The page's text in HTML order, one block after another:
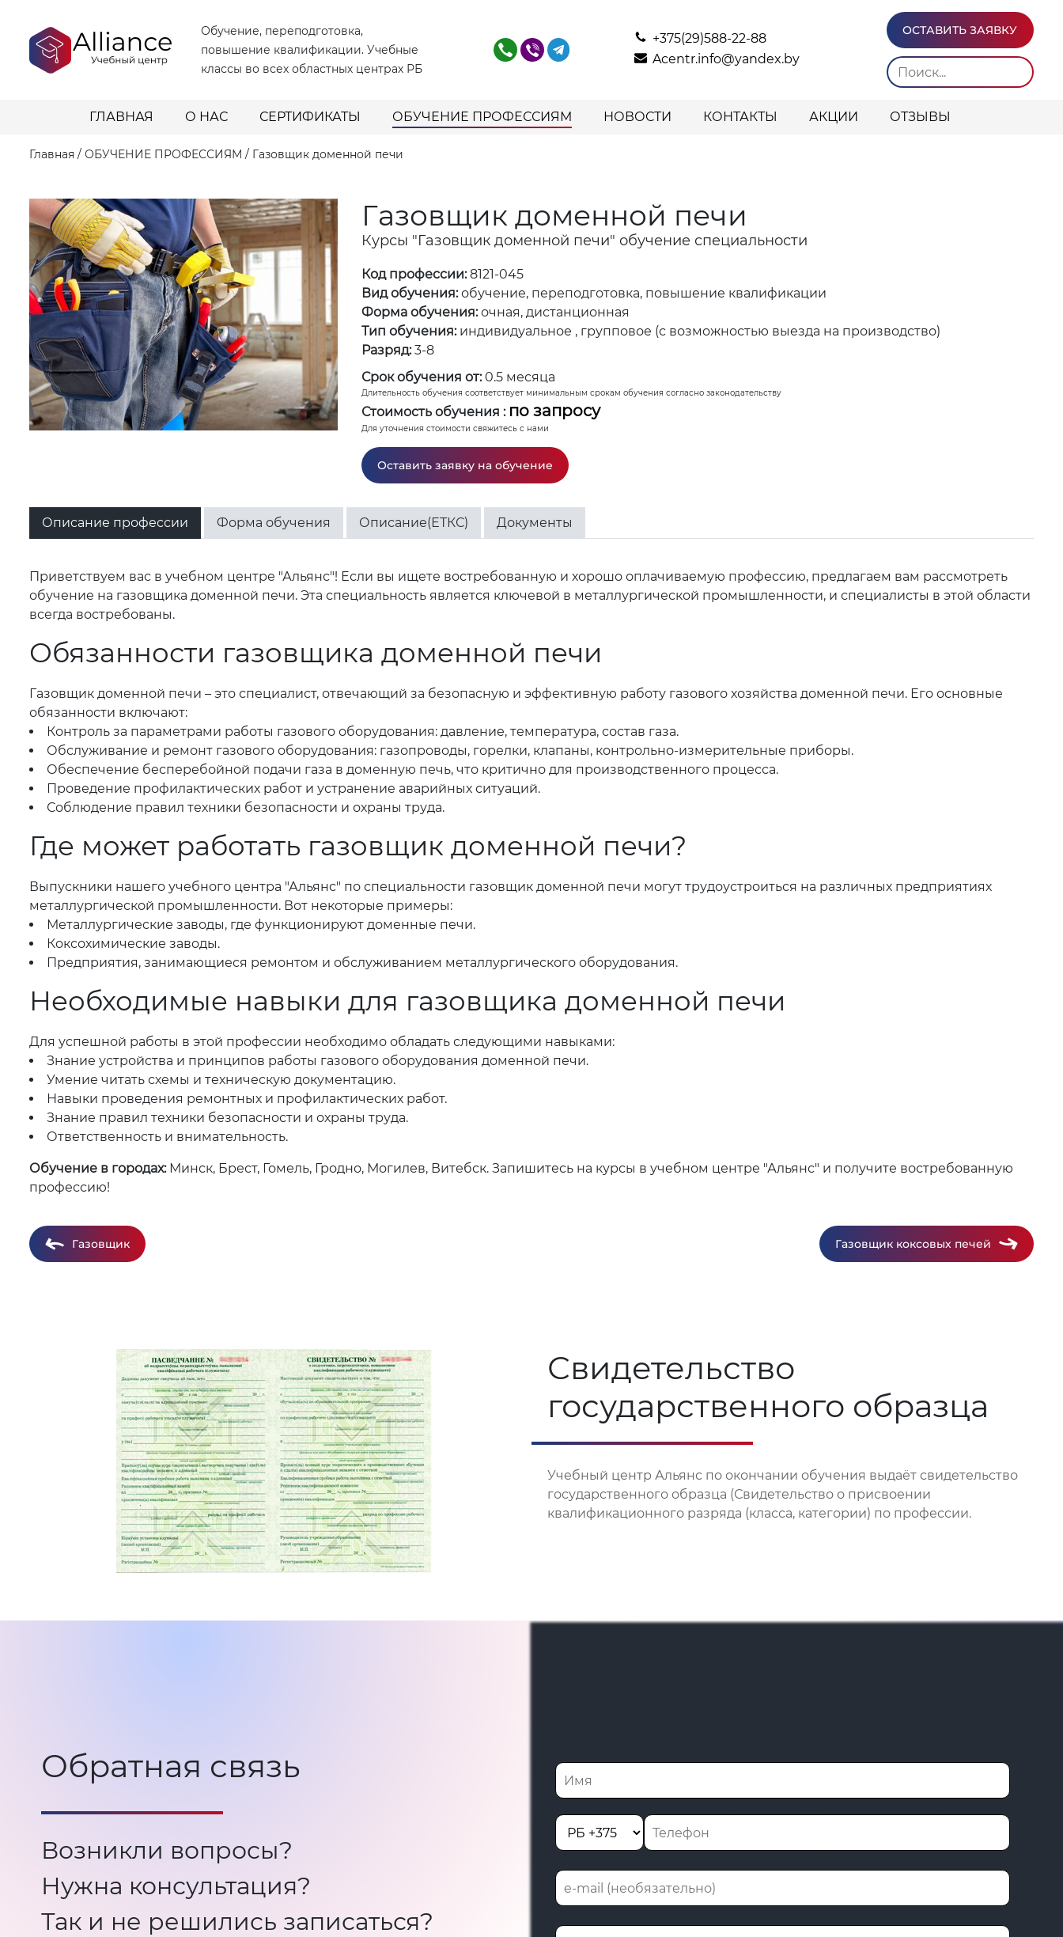
Обучение, переподготовка,
повышение квалификации. Учебные
классы во всех областных центрах РБ
+375(29)588-22-88
Acentr.info@yandex.by
ОСТАВИТЬ ЗАЯВКУ
ГЛАВНАЯ О НАС СЕРТИФИКАТЫ ОБУЧЕНИЕ ПРОФЕССИЯМ НОВОСТИ КОНТАКТЫ АКЦИИ ОТЗЫВЫ
Главная / ОБУЧЕНИЕ ПРОФЕССИЯМ / Газовщик доменной печи
Газовщик доменной печи
Курсы "Газовщик доменной печи" обучение специальности
Код профессии:8121-045
Вид обучения: обучение, переподготовка, повышение квалификации
Форма обучения: очная, дистанционная
Тип обучения: индивидуальное , групповое (с возможностью выезда на производство)
Разряд: 3-8
Срок обучения от: 0.5 месяца
Длительность обучения соответствует минимальным срокам обучения согласно законодательству
Стоимость обучения : по запросу
Для уточнения стоимости свяжитесь с нами
Оставить заявку на обучение
Описание профессии Форма обучения Описание(ЕТКС) Документы
Приветствуем вас в учебном центре "Альянс"! Если вы ищете востребованную и хорошо оплачиваемую профессию, предлагаем вам рассмотреть
обучение на газовщика доменной печи. Эта специальность является ключевой в металлургической промышленности, и специалисты в этой области
всегда востребованы.
Обязанности газовщика доменной печи
Газовщик доменной печи – это специалист, отвечающий за безопасную и эффективную работу газового хозяйства доменной печи. Его основные
обязанности включают:
Контроль за параметрами работы газового оборудования: давление, температура, состав газа.
Обслуживание и ремонт газового оборудования: газопроводы, горелки, клапаны, контрольно-измерительные приборы.
Обеспечение бесперебойной подачи газа в доменную печь, что критично для производственного процесса.
Проведение профилактических работ и устранение аварийных ситуаций.
Соблюдение правил техники безопасности и охраны труда.
Где может работать газовщик доменной печи?
Выпускники нашего учебного центра "Альянс" по специальности газовщик доменной печи могут трудоустроиться на различных предприятиях
металлургической промышленности. Вот некоторые примеры:
Металлургические заводы, где функционируют доменные печи.
Коксохимические заводы.
Предприятия, занимающиеся ремонтом и обслуживанием металлургического оборудования.
Необходимые навыки для газовщика доменной печи
Для успешной работы в этой профессии необходимо обладать следующими навыками:
Знание устройства и принципов работы газового оборудования доменной печи.
Умение читать схемы и техническую документацию.
Навыки проведения ремонтных и профилактических работ.
Знание правил техники безопасности и охраны труда.
Ответственность и внимательность.
Обучение в городах:Минск, Брест, Гомель, Гродно, Могилев, Витебск. Запишитесь на курсы в учебном центре "Альянс" и получите востребованную
профессию!
Газовщик Газовщик коксовых печей
Свидетельство
государственного образца
Учебный центр Альянс по окончании обучения выдаёт свидетельство
государственного образца (Свидетельство о присвоении
квалификационного разряда (класса, категории) по профессии.
Обратная связь
Возникли вопросы?
Нужна консультация?
Так и не решились записаться?